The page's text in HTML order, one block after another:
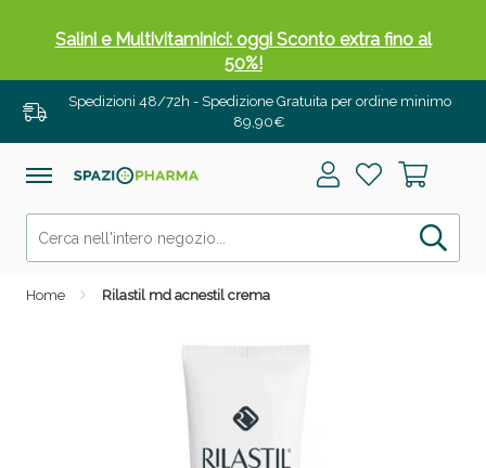
Spedizioni 48/72h - Spedizione Gratuita per ordine minimo
89,90€
Home Rilastil md acnestil crema
Salini e Multivitaminici: oggi Sconto extra fino al
50%!
Anticellulite e Fanghi: Sconto fino al 40% valido
oggi!